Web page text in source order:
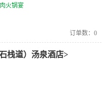
火锅宴
订单数： 0
栈道）汤泉酒店>